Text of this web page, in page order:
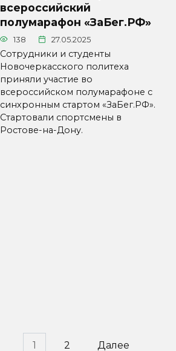
всероссийский
полумарафон «ЗаБег.РФ»
138 27.05.2025
Сотрудники и студенты
Новочеркасского политеха
приняли участие во
всероссийском полумарафоне с
синхронным стартом «ЗаБег.РФ».
Стартовали спортсмены в
Ростове-на-Дону.
1 2 Далее